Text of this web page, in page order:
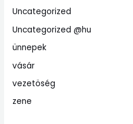
Uncategorized
Uncategorized @hu
ünnepek
vásár
vezetöség
zene